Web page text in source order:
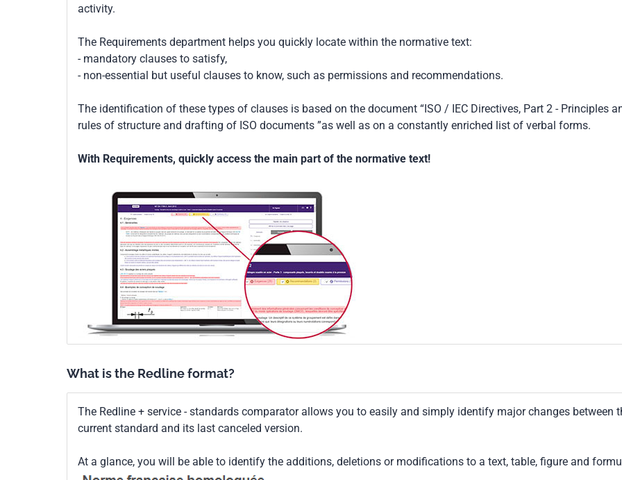
activity.
The Requirements department helps you quickly locate within the normative text:
- mandatory clauses to satisfy,
- non-essential but useful clauses to know, such as permissions and recommendations.
The identification of these types of clauses is based on the document “ISO / IEC Directives, Part 2 - Principles
rules of structure and drafting of ISO documents ”as well as on a constantly enriched list of verbal forms.
With Requirements, quickly access the main part of the normative text!
What is the Redline format?
The Redline + service - standards comparator allows you to easily and simply identify major changes between
current standard and its last canceled version.
At a glance, you will be able to identify the additions, deletions or modifications to a text, table, figure and